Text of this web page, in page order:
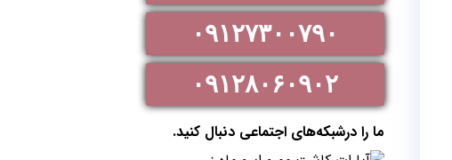
۰۹۱۲۷۳۰۰۷۹۰
۰۹۱۲۸۰۶۰۹۰۲
ما را درشبکه‌های اجتماعی دنبال کنید.